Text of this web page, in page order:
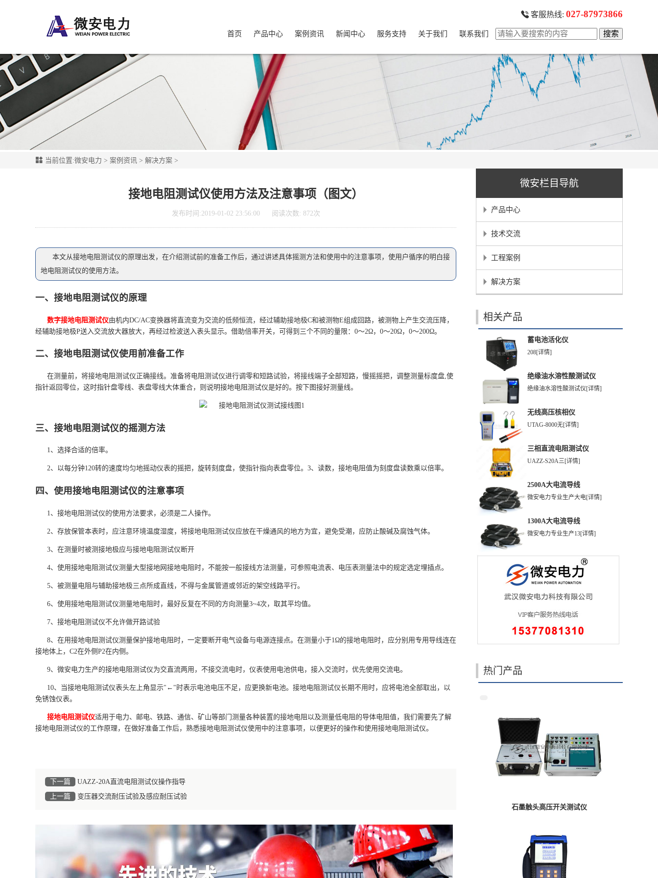
客服热线: 027-87973866
首页 产品中心 案例资讯 新闻中心 服务支持 关于我们 联系我们
当前位置:微安电力 > 案例资讯 > 解决方案 >
接地电阻测试仪使用方法及注意事项（图文）
发布时间:2019-01-02 23:56:00 阅读次数: 872次
本文从接地电阻测试仪的原理出发，在介绍测试前的准备工作后，通过讲述具体摇测方法和使用中的注意事项，使用户循序的明白接
地电阻测试仪的使用方法。
一、接地电阻测试仪的原理
数字接地电阻测试仪由机内DC/AC变换器将直流变为交流的低频恒流，经过辅助接地极C和被测物E组成回路，被测物上产生交流压降，
经辅助接地极P送入交流放大器放大，再经过检波送入表头显示。借助倍率开关，可得到三个不同的量限：0～2Ω，0～20Ω，0～200Ω。
二、接地电阻测试仪使用前准备工作
在测量前，将接地电阻测试仪正确接线。准备将电阻测试仪进行调零和短路试验，将接线端子全部短路，慢摇摇把，调整测量标度盘,使
指针返回零位，这时指针盘零线、表盘零线大体重合，则说明接地电阻测试仪是好的。按下图接好测量线。
三、接地电阻测试仪的摇测方法
1、选择合适的倍率。
2、以每分钟120转的速度均匀地摇动仪表的摇把，旋转刻度盘，使指针指向表盘零位。3、读数，接地电阻值为刻度盘读数乘以倍率。
四、使用接地电阻测试仪的注意事项
1、接地电阻测试仪的使用方法要求，必须是二人操作。
2、存放保管本表时，应注意环境温度湿度，将接地电阻测试仪应放在干燥通风的地方为宜，避免受潮，应防止酸碱及腐蚀气体。
3、在测量时被测接地极应与接地电阻测试仪断开
4、使用接地电阻测试仪测量大型接地网接地电阻时，不能按一般接线方法测量，可参照电流表、电压表测量法中的规定选定埋插点。
5、被测量电阻与辅助接地极三点所成直线，不得与金属管道或邻近的架空线路平行。
6、使用接地电阻测试仪测量地电阻时，最好反复在不同的方向测量3~4次，取其平均值。
7、接地电阻测试仪不允许做开路试验
8、在用接地电阻测试仪测量保护接地电阻时，一定要断开电气设备与电源连接点。在测量小于1Ω的接地电阻时，应分别用专用导线连在
接地体上，C2在外侧P2在内侧。
9、微安电力生产的接地电阻测试仪为交直流两用，不接交流电时，仪表使用电池供电，接入交流时，优先使用交流电。
10、当接地电阻测试仪表头左上角显示"←"时表示电池电压不足，应更换新电池。接地电阻测试仪长期不用时，应将电池全部取出，以
免锈蚀仪表。
接地电阻测试仪适用于电力、邮电、铁路、通信、矿山等部门测量各种装置的接地电阻以及测量低电阻的导体电阻值，我们需要先了解
接地电阻测试仪的工作原理，在做好准备工作后，熟悉接地电阻测试仪使用中的注意事项，以便更好的操作和使用接地电阻测试仪。
下一篇
UAZZ-20A直流电阻测试仪操作指导
上一篇
变压器交流耐压试验及感应耐压试验
微安栏目导航
产品中心
技术交流
工程案例
解决方案
相关产品
蓄电池活化仪
208[详情]
绝缘油水溶性酸测试仪
绝缘油水溶性酸测试仪[详情]
无线高压核相仪
UTAG-8000无[详情]
三相直流电阻测试仪
UAZZ-S20A三[详情]
2500A大电流导线
微安电力专业生产大电[详情]
1300A大电流导线
微安电力专业生产13[详情]
热门产品
石墨触头高压开关测试仪